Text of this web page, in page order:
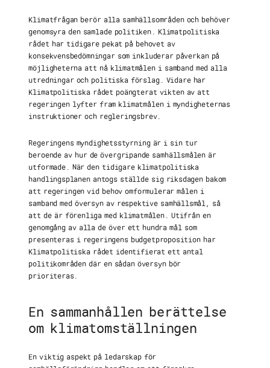
Klimatfrågan berör alla samhällsområden och behöver
genomsyra den samlade politiken. Klimatpolitiska
rådet har tidigare pekat på behovet av
konsekvensbedömningar som inkluderar påverkan på
möjligheterna att nå klimatmålen i samband med alla
utredningar och politiska förslag. Vidare har
Klimatpolitiska rådet poängterat vikten av att
regeringen lyfter fram klimatmålen i myndigheternas
instruktioner och regleringsbrev.
Regeringens myndighetsstyrning är i sin tur
beroende av hur de övergripande samhällsmålen är
utformade. När den tidigare klimatpolitiska
handlingsplanen antogs ställde sig riksdagen bakom
att regeringen vid behov omformulerar målen i
samband med översyn av respektive samhällsmål, så
att de är förenliga med klimatmålen. Utifrån en
genomgång av alla de över ett hundra mål som
presenteras i regeringens budgetproposition har
Klimatpolitiska rådet identifierat ett antal
politikområden där en sådan översyn bör
prioriteras.
En sammanhållen berättelse
om klimatomställningen
En viktig aspekt på ledarskap för